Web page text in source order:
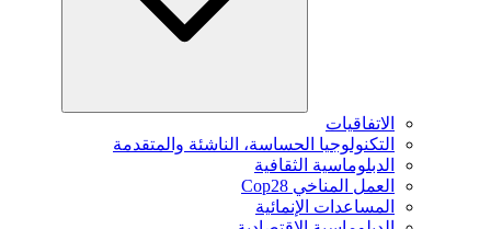
الاتفاقيات
التكنولوجيا الحساسة، الناشئة والمتقدمة
الدبلوماسية الثقافية
العمل المناخي Cop28
المساعدات الإنمائية